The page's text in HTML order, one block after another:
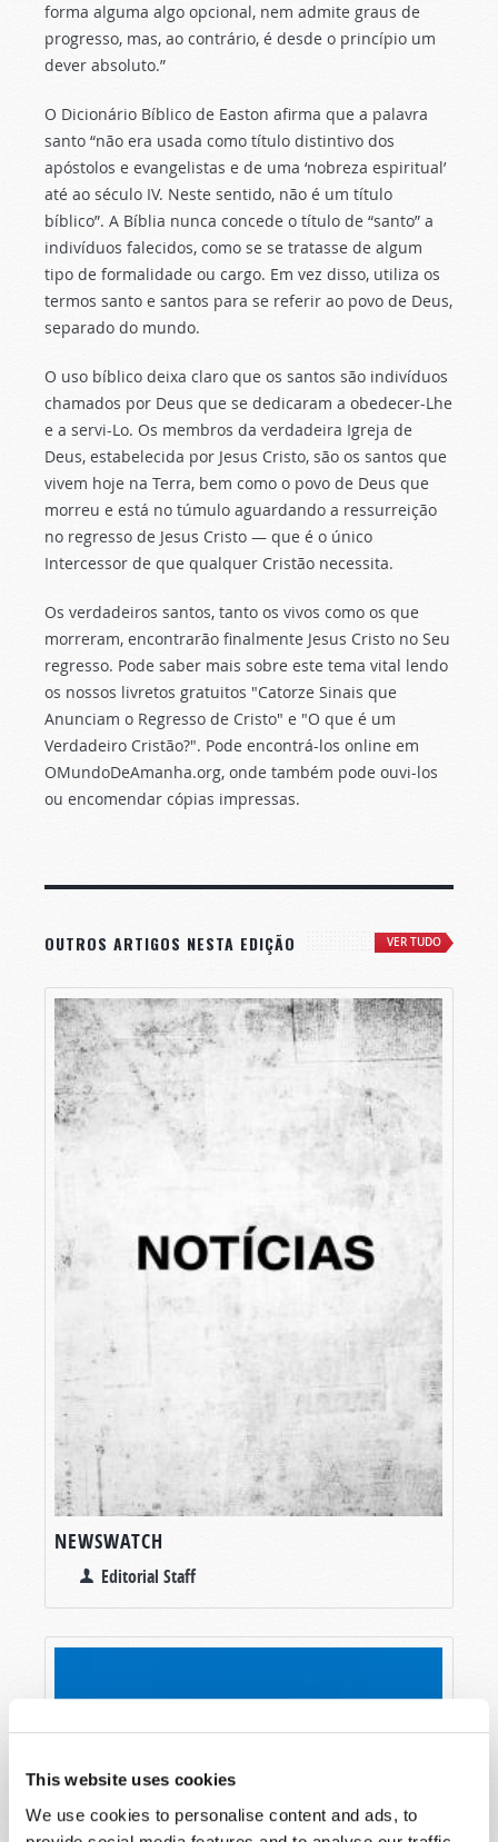
This website uses cookies
We use cookies to personalise content and ads, to
forma alguma algo opcional, nem admite graus de
progresso, mas, ao contrário, é desde o princípio um
dever absoluto.”
O Dicionário Bíblico de Easton afirma que a palavra
santo “não era usada como título distintivo dos
apóstolos e evangelistas e de uma ‘nobreza espiritual’
até ao século IV. Neste sentido, não é um título
bíblico”. A Bíblia nunca concede o título de “santo” a
indivíduos falecidos, como se se tratasse de algum
tipo de formalidade ou cargo. Em vez disso, utiliza os
termos santo e santos para se referir ao povo de Deus,
separado do mundo.
O uso bíblico deixa claro que os santos são indivíduos
chamados por Deus que se dedicaram a obedecer-Lhe
e a servi-Lo. Os membros da verdadeira Igreja de
Deus, estabelecida por Jesus Cristo, são os santos que
vivem hoje na Terra, bem como o povo de Deus que
morreu e está no túmulo aguardando a ressurreição
no regresso de Jesus Cristo — que é o único
Intercessor de que qualquer Cristão necessita.
Os verdadeiros santos, tanto os vivos como os que
morreram, encontrarão finalmente Jesus Cristo no Seu
regresso. Pode saber mais sobre este tema vital lendo
os nossos livretos gratuitos "Catorze Sinais que
Anunciam o Regresso de Cristo" e "O que é um
Verdadeiro Cristão?". Pode encontrá-los online em
OMundoDeAmanha.org, onde também pode ouvi-los
ou encomendar cópias impressas.
OUTROS ARTIGOS NESTA EDIÇÃO VER TUDO
NEWSWATCH
Editorial Staff